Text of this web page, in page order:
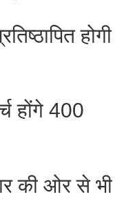
होगी
होंगे 400
की ओर से भी